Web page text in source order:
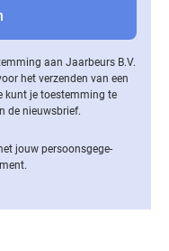
aan Jaarbeurs B.V.
het verzenden van een
kunt je toestemming te
de nieuwsbrief.
jouw per­soons­ge­ge­